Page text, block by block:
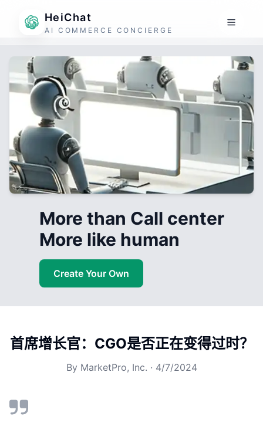
HeiChat
AI COMMERCE CONCIERGE
More than Call center
More like human
Create Your Own
首席增长官：CGO是否正在变得过时？
By MarketPro, Inc. · 4/7/2024